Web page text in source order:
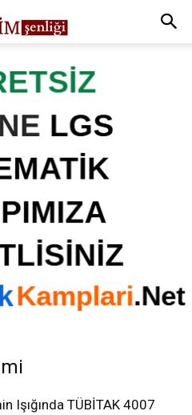
Işığında TÜBİTAK 4007